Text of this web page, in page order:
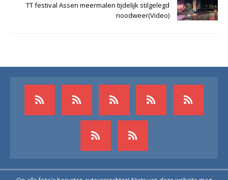
TT festival Assen meermalen tijdelijk stilgelegd
noodweer(Video)